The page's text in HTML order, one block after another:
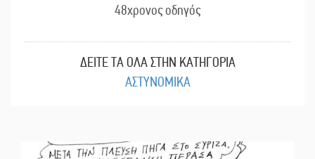
48χρονος οδηγός
ΔΕΙΤΕ ΤΑ ΟΛΑ ΣΤΗΝ ΚΑΤΗΓΟΡΙΑ
ΑΣΤΥΝΟΜΙΚΑ